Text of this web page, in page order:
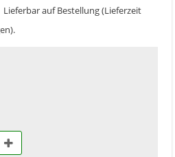
Lieferbar auf Bestellung (Lieferzeit